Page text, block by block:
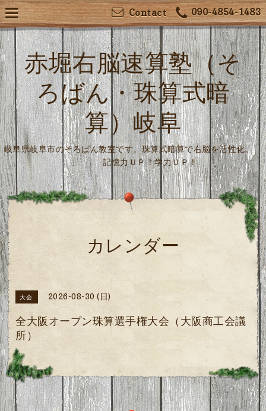
090-4854-1483
Contact
赤堀右脳速算塾（そ
ろばん・珠算式暗
算）岐阜
岐阜県岐阜市のそろばん教室です。珠算式暗算で右脳を活性化。
記憶力ＵＰ！学力ＵＰ！
カレンダー
大会 2026-08-30 (日)
全大阪オープン珠算選手権大会（大阪商工会議
所）